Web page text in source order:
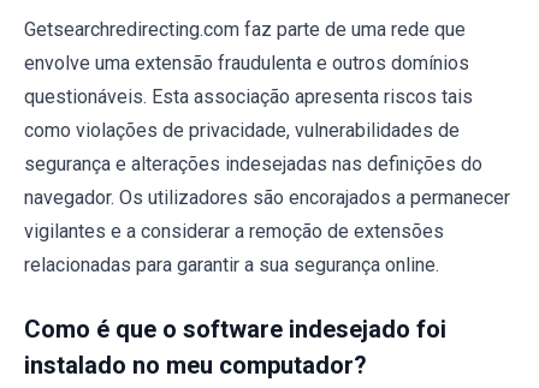
Getsearchredirecting.com faz parte de uma rede que
envolve uma extensão fraudulenta e outros domínios
questionáveis. Esta associação apresenta riscos tais
como violações de privacidade, vulnerabilidades de
segurança e alterações indesejadas nas definições do
navegador. Os utilizadores são encorajados a permanecer
vigilantes e a considerar a remoção de extensões
relacionadas para garantir a sua segurança online.
Como é que o software indesejado foi
instalado no meu computador?